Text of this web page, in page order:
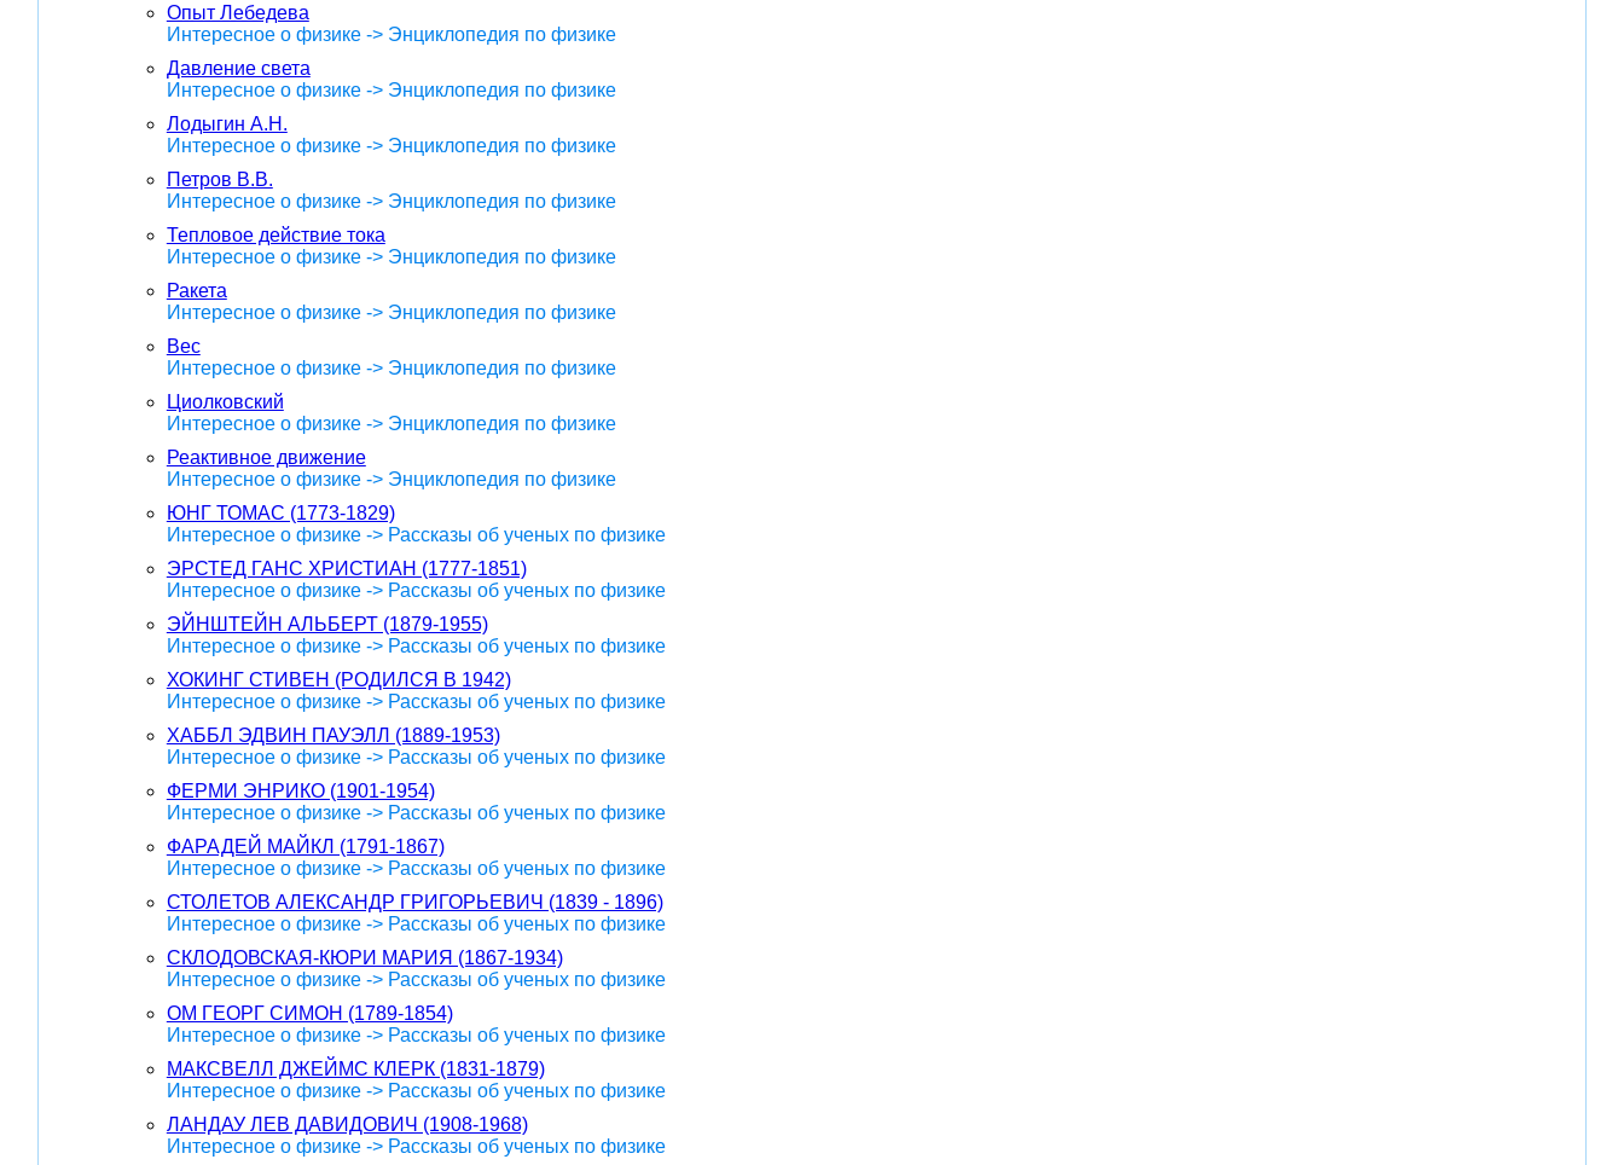
Опыт Лебедева
Интересное о физике -> Энциклопедия по физике
Давление света
Интересное о физике -> Энциклопедия по физике
Лодыгин А.Н.
Интересное о физике -> Энциклопедия по физике
Петров В.В.
Интересное о физике -> Энциклопедия по физике
Тепловое действие тока
Интересное о физике -> Энциклопедия по физике
Ракета
Интересное о физике -> Энциклопедия по физике
Вес
Интересное о физике -> Энциклопедия по физике
Циолковский
Интересное о физике -> Энциклопедия по физике
Реактивное движение
Интересное о физике -> Энциклопедия по физике
ЮНГ ТОМАС (1773-1829)
Интересное о физике -> Рассказы об ученых по физике
ЭРСТЕД ГАНС ХРИСТИАН (1777-1851)
Интересное о физике -> Рассказы об ученых по физике
ЭЙНШТЕЙН АЛЬБЕРТ (1879-1955)
Интересное о физике -> Рассказы об ученых по физике
ХОКИНГ СТИВЕН (РОДИЛСЯ В 1942)
Интересное о физике -> Рассказы об ученых по физике
ХАББЛ ЭДВИН ПАУЭЛЛ (1889-1953)
Интересное о физике -> Рассказы об ученых по физике
ФЕРМИ ЭНРИКО (1901-1954)
Интересное о физике -> Рассказы об ученых по физике
ФАРАДЕЙ МАЙКЛ (1791-1867)
Интересное о физике -> Рассказы об ученых по физике
СТОЛЕТОВ АЛЕКСАНДР ГРИГОРЬЕВИЧ (1839 - 1896)
Интересное о физике -> Рассказы об ученых по физике
СКЛОДОВСКАЯ-КЮРИ МАРИЯ (1867-1934)
Интересное о физике -> Рассказы об ученых по физике
ОМ ГЕОРГ СИМОН (1789-1854)
Интересное о физике -> Рассказы об ученых по физике
МАКСВЕЛЛ ДЖЕЙМС КЛЕРК (1831-1879)
Интересное о физике -> Рассказы об ученых по физике
ЛАНДАУ ЛЕВ ДАВИДОВИЧ (1908-1968)
Интересное о физике -> Рассказы об ученых по физике